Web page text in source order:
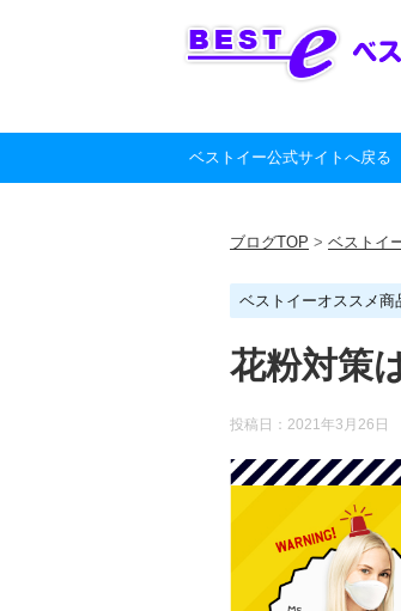
ベストイー公式サイトへ戻る
ブログTOP > ベストイ
ベストイーオススメ商
花粉対策
投稿日： 2021年3月26日